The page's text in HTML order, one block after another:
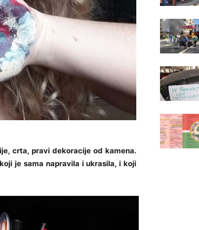
crta, pravi dekoracije od kamena.
je sama napravila i ukrasila, i koji